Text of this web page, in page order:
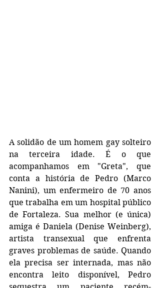
A solidão de um homem gay solteiro
na terceira idade. É o que
acompanhamos em "Greta", que
conta a história de Pedro (Marco
Nanini), um enfermeiro de 70 anos
que trabalha em um hospital público
de Fortaleza. Sua melhor (e única)
amiga é Daniela (Denise Weinberg),
artista transexual que enfrenta
graves problemas de saúde. Quando
ela precisa ser internada, mas não
encontra leito disponível, Pedro